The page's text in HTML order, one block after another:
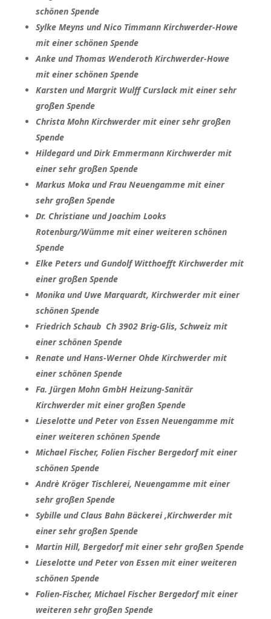
schönen Spende
Sylke Meyns und Nico Timmann Kirchwerder-Howe
mit einer schönen Spende
Anke und Thomas Wenderoth Kirchwerder-Howe
mit einer schönen Spende
Karsten und Margrit Wulff Curslack mit einer sehr
großen Spende
Christa Mohn Kirchwerder mit einer sehr großen
Spende
Hildegard und Dirk Emmermann Kirchwerder mit
einer sehr großen Spende
Markus Moka und Frau Neuengamme mit einer
sehr großen Spende
Dr. Christiane und Joachim Looks
Rotenburg/Wümme mit einer weiteren schönen
Spende
Elke Peters und Gundolf Witthoefft Kirchwerder mit
einer großen Spende
Monika und Uwe Marquardt, Kirchwerder mit einer
schönen Spende
Friedrich Schaub Ch 3902 Brig-Glis, Schweiz mit
einer schönen Spende
Renate und Hans-Werner Ohde Kirchwerder mit
einer schönen Spende
Fa. Jürgen Mohn GmbH Heizung-Sanitär
Kirchwerder mit einer großen Spende
Lieselotte und Peter von Essen Neuengamme mit
einer weiteren schönen Spende
Michael Fischer, Folien Fischer Bergedorf mit einer
schönen Spende
Andrè Kröger Tischlerei, Neuengamme mit einer
sehr großen Spende
Sybille und Claus Bahn Bäckerei ,Kirchwerder mit
einer sehr großen Spende
Martin Hill, Bergedorf mit einer sehr großen Spende
Lieselotte und Peter von Essen mit einer weiteren
schönen Spende
Folien-Fischer, Michael Fischer Bergedorf mit einer
weiteren sehr großen Spende